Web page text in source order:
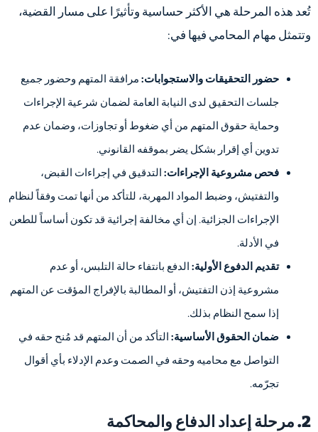
تُعد هذه المرحلة هي الأكثر حساسية وتأثيرًا على مسار القضية،
وتتمثل مهام المحامي فيها في:
حضور التحقيقات والاستجوابات: مرافقة المتهم وحضور جميع
جلسات التحقيق لدى النيابة العامة لضمان شرعية الإجراءات
وحماية حقوق المتهم من أي ضغوط أو تجاوزات، وضمان عدم
تدوين أي إقرار بشكل يضر بموقفه القانوني.
فحص مشروعية الإجراءات: التدقيق في إجراءات القبض،
والتفتيش، وضبط المواد المهربة، للتأكد من أنها تمت وفقاً لنظام
الإجراءات الجزائية. إن أي مخالفة إجرائية قد تكون أساساً للطعن
في الأدلة.
تقديم الدفوع الأولية: الدفع بانتفاء حالة التلبس، أو عدم
مشروعية إذن التفتيش، أو المطالبة بالإفراج المؤقت عن المتهم
إذا سمح النظام بذلك.
ضمان الحقوق الأساسية: التأكد من أن المتهم قد مُنح حقه في
التواصل مع محاميه وحقه في الصمت وعدم الإدلاء بأي أقوال
تجرّمه.
2. مرحلة إعداد الدفاع والمحاكمة